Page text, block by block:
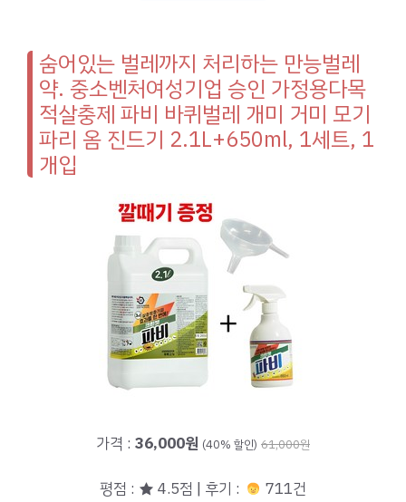
숨어있는 벌레까지 처리하는 만능벌레
약. 중소벤처여성기업 승인 가정용다목
적살충제 파비 바퀴벌레 개미 거미 모기
파리 옴 진드기 2.1L+650ml, 1세트, 1
개입
가격 : 36,000원 (40% 할인) 61,000원
평점 : ★ 4.5점 | 후기 : 711건